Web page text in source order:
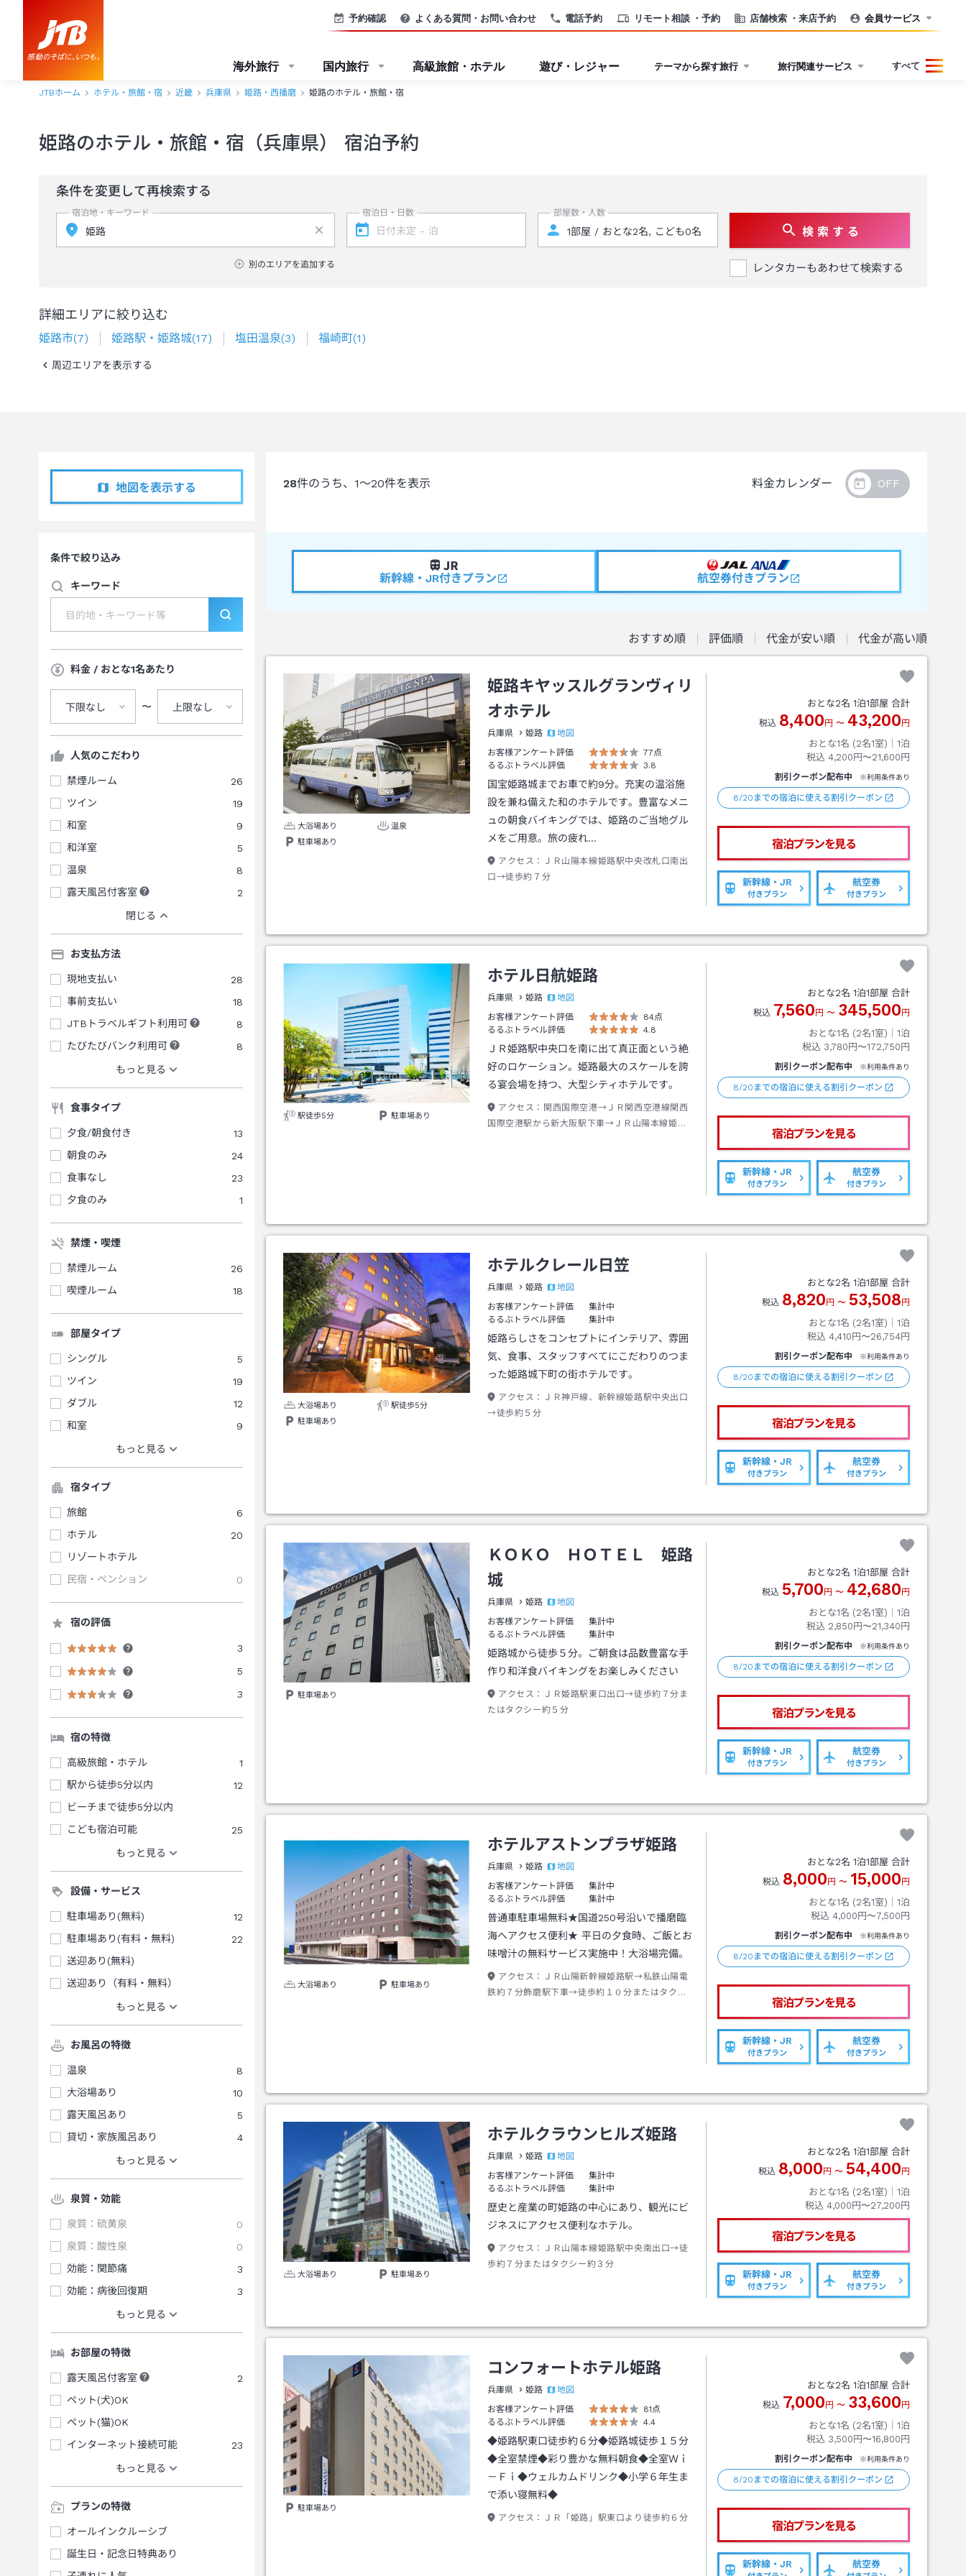
電話予約 リモート相談 ・予約 店舗検索 ・来店予約
予約確認 よくある質問・お問い合わせ 会員サービス
海外旅行 国内旅行 高級旅館・ホテル 遊び・レジャー テーマから探す旅行 旅行関連サービス すべて
JTBホーム ホテル・旅館・宿 近畿 兵庫県 姫路・西播磨 姫路のホテル・旅館・宿
姫路のホテル・旅館・宿（兵庫県） 宿泊予約
条件を変更して再検索する
宿泊地・キーワード
別のエリアを追加する
宿泊日・日数 部屋数・人数
検 索 す る
レンタカーもあわせて検索する
詳細エリアに絞り込む
姫路市(7) 姫路駅・姫路城(17) 塩田温泉(3) 福崎町(1)
周辺エリアを表示する
地図を表示する
条件で絞り込み
キーワード
料金 / おとな1名あたり
下限なし 〜 上限なし
人気のこだわり
禁煙ルーム
26
ツイン
19
和室
9
和洋室
5
温泉
8
露天風呂付客室
2
閉じる
お支払方法
現地支払い
28
事前支払い
18
JTBトラベルギフト利用可
8
たびたびバンク利用可
8
もっと見る
食事タイプ
夕食/朝食付き
13
朝食のみ
24
食事なし
23
夕食のみ
1
禁煙・喫煙
禁煙ルーム
26
喫煙ルーム
18
部屋タイプ
シングル
5
ツイン
19
ダブル
12
和室
9
もっと見る
宿タイプ
旅館
6
ホテル
20
リゾートホテル
民宿・ペンション
0
宿の評価
3
5
3
宿の特徴
高級旅館・ホテル
1
駅から徒歩5分以内
12
ビーチまで徒歩5分以内
こども宿泊可能
25
もっと見る
設備・サービス
駐車場あり(無料)
12
駐車場あり(有料・無料)
22
送迎あり(無料)
送迎あり（有料・無料）
もっと見る
お風呂の特徴
温泉
8
大浴場あり
10
露天風呂あり
5
貸切・家族風呂あり
4
もっと見る
泉質・効能
泉質：硫黄泉
0
泉質：酸性泉
0
効能：関節痛
3
効能：病後回復期
3
もっと見る
お部屋の特徴
露天風呂付客室
2
ペット(犬)OK
ペット(猫)OK
インターネット接続可能
23
もっと見る
プランの特徴
オールインクルーシブ
誕生日・記念日特典あり
28件のうち、 1～20件を表示 料金カレンダー
新幹線・JR付きプラン 航空券付きプラン
おすすめ順 評価順 代金が安い順 代金が高い順
大浴場あり
温泉
駐車場あり
姫路キヤッスルグランヴィリ
オホテル
兵庫県 姫路
地図
お客様アンケート評価
77点
るるぶトラベル評価
3.8
国宝姫路城までお車で約9分。充実の温浴施
設を兼ね備えた和のホテルです。豊富なメニ
ュの朝食バイキングでは、姫路のご当地グル
メをご用意。旅の疲れ…
アクセス：
ＪＲ山陽本線姫路駅中央改札口南出
口→徒歩約７分
おとな2名 1泊1部屋 合計
税込 8,400 円 〜 43,200 円
おとな1名 (2名1室)｜ 1泊
税込 4,200円〜21,600円
割引クーポン配布中 ※利用条件あり
8/20までの宿泊に使える割引クーポン
宿泊プランを見る
新幹線・JR
付きプラン
航空券
付きプラン
駅徒歩5分 駐車場あり
ホテル日航姫路
兵庫県 姫路
地図
お客様アンケート評価
84点
るるぶトラベル評価
4.8
ＪＲ姫路駅中央口を南に出て真正面という絶
好のロケーション。姫路最大のスケールを誇
る宴会場を持つ、大型シティホテルです。
アクセス： 関西国際空港→ＪＲ関西空港線関西
国際空港駅から新大阪駅下車→ＪＲ山陽本線姫路
おとな2名 1泊1部屋 合計
税込 7,560 円 〜 345,500 円
おとな1名 (2名1室)｜ 1泊
税込 3,780円〜172,750円
割引クーポン配布中 ※利用条件あり
8/20までの宿泊に使える割引クーポン
宿泊プランを見る
新幹線・JR
付きプラン
航空券
付きプラン
大浴場あり
駅徒歩5分
駐車場あり
ホテルクレール日笠
兵庫県 姫路
地図
お客様アンケート評価
集計中
るるぶトラベル評価
集計中
姫路らしさをコンセプトにインテリア、雰囲
気、食事、スタッフすべてにこだわりのつま
った姫路城下町の街ホテルです。
アクセス：
ＪＲ神戸線、新幹線姫路駅中央出口
→徒歩約５分
おとな2名 1泊1部屋 合計
税込 8,820 円 〜 53,508 円
おとな1名 (2名1室)｜ 1泊
税込 4,410円〜26,754円
割引クーポン配布中 ※利用条件あり
8/20までの宿泊に使える割引クーポン
宿泊プランを見る
新幹線・JR
付きプラン
航空券
付きプラン
駐車場あり
ＫＯＫＯ ＨＯＴＥＬ 姫路
城
兵庫県 姫路
地図
お客様アンケート評価
集計中
るるぶトラベル評価
集計中
姫路城から徒歩５分。ご朝食は品数豊富な手
作り和洋食バイキングをお楽しみください
アクセス：
ＪＲ姫路駅東口出口→徒歩約７分ま
たはタクシー約５分
おとな2名 1泊1部屋 合計
税込 5,700 円 〜 42,680 円
おとな1名 (2名1室)｜ 1泊
税込 2,850円〜21,340円
割引クーポン配布中 ※利用条件あり
8/20までの宿泊に使える割引クーポン
宿泊プランを見る
新幹線・JR
付きプラン
航空券
付きプラン
大浴場あり 駐車場あり
ホテルアストンプラザ姫路
兵庫県 姫路
地図
お客様アンケート評価
集計中
るるぶトラベル評価
集計中
普通車駐車場無料★国道250号沿いで播磨臨
海へアクセス便利★ 平日の夕食時、ご飯とお
味噌汁の無料サービス実施中！大浴場完備。
アクセス：
ＪＲ山陽新幹線姫路駅→私鉄山陽電
鉄約７分飾磨駅下車→徒歩約１０分またはタクシ
おとな2名 1泊1部屋 合計
税込 8,000 円 〜 15,000 円
おとな1名 (2名1室)｜ 1泊
税込 4,000円〜7,500円
割引クーポン配布中 ※利用条件あり
8/20までの宿泊に使える割引クーポン
宿泊プランを見る
新幹線・JR
付きプラン
航空券
付きプラン
大浴場あり 駐車場あり
ホテルクラウンヒルズ姫路
兵庫県 姫路
地図
お客様アンケート評価
集計中
るるぶトラベル評価
集計中
歴史と産業の町姫路の中心にあり、観光にビ
ジネスにアクセス便利なホテル。
アクセス：
ＪＲ山陽本線姫路駅中央南出口→徒
歩約７分またはタクシー約３分
おとな2名 1泊1部屋 合計
税込 8,000 円 〜 54,400 円
おとな1名 (2名1室)｜ 1泊
税込 4,000円〜27,200円
宿泊プランを見る
新幹線・JR
付きプラン
航空券
付きプラン
駐車場あり
コンフォートホテル姫路
兵庫県 姫路
地図
お客様アンケート評価
81点
るるぶトラベル評価
4.4
◆姫路駅東口徒歩約６分◆姫路城徒歩１５分
◆全室禁煙◆彩り豊かな無料朝食◆全室Ｗｉ
－Ｆｉ◆ウェルカムドリンク◆小学６年生ま
で添い寝無料◆
アクセス： ＪＲ「姫路」駅東口より徒歩約６分
おとな2名 1泊1部屋 合計
税込 7,000 円 〜 33,600 円
おとな1名 (2名1室)｜ 1泊
税込 3,500円〜16,800円
割引クーポン配布中 ※利用条件あり
8/20までの宿泊に使える割引クーポン
宿泊プランを見る
新幹線・JR 航空券